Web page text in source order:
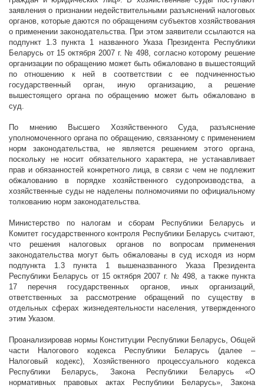
заявления о признании недействительными разъяснений налоговых
органов, которые даются по обращениям субъектов хозяйствования
о применении законодательства. При этом заявители ссылаются на
подпункт 1.3 пункта 1 названного Указа Президента Республики
Беларусь от 15 октября 2007 г. № 498, согласно которому решение
организации по обращению может быть обжаловано в вышестоящий
по отношению к ней в соответствии с ее подчиненностью
государственный орган, иную организацию, а решение
вышестоящего органа по обращению может быть обжаловано в
суд.
По мнению Высшего Хозяйственного Суда, разъяснение
уполномоченного органа по обращению, связанному с применением
норм законодательства, не является решением этого органа,
поскольку не носит обязательного характера, не устанавливает
прав и обязанностей конкретного лица, в связи с чем не подлежит
обжалованию в порядке хозяйственного судопроизводства, а
хозяйственные суды не наделены полномочиями по официальному
толкованию норм законодательства.
Министерство по налогам и сборам Республики Беларусь и
Комитет государственного контроля Республики Беларусь считают,
что решения налоговых органов по вопросам применения
законодательства могут быть обжалованы в суд исходя из норм
подпункта 1.3 пункта 1 вышеназванного УказаПрезидента
Республики Беларусь от 15 октября2007 г. № 498, а также пункта
17 перечня государственных органов, иных организаций,
ответственных за рассмотрение обращений по существу в
отдельных сферах жизнедеятельности населения, утвержденного
этим Указом.
Проанализировав нормы Конституции Республики Беларусь, Общей
части Налогового кодекса Республики Беларусь (далее –
Налоговый кодекс), Хозяйственного процессуального кодекса
Республики Беларусь, Закона Республики Беларусь «О
нормативных правовых актах Республики Беларусь», Закона